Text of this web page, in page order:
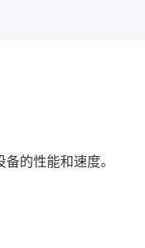
的性能和速度。